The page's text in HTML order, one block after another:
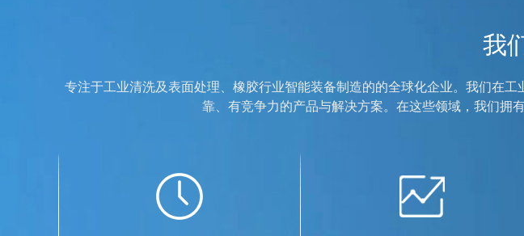
我
专注于工业清洗及表面处理、橡胶行业智能装备制造的的全球化企业。我们在
靠、有竞争力的产品与解决方案。在这些领域，我们拥